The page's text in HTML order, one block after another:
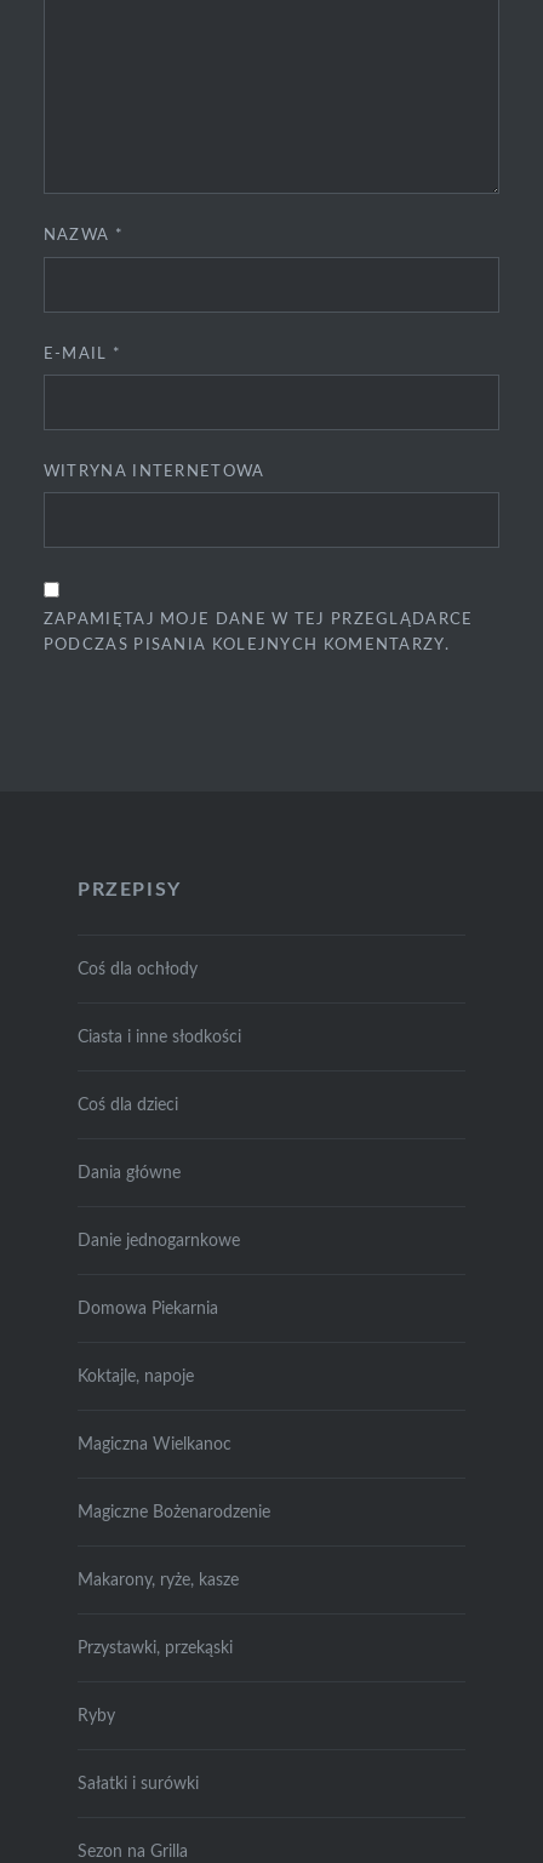
NAZWA *
E-MAIL *
WITRYNA INTERNETOWA
ZAPAMIĘTAJ MOJE DANE W TEJ PRZEGLĄDARCE
PODCZAS PISANIA KOLEJNYCH KOMENTARZY.
PRZEPISY
Coś dla ochłody
Ciasta i inne słodkości
Coś dla dzieci
Dania główne
Danie jednogarnkowe
Domowa Piekarnia
Koktajle, napoje
Magiczna Wielkanoc
Magiczne Bożenarodzenie
Makarony, ryże, kasze
Przystawki, przekąski
Ryby
Sałatki i surówki
Sezon na Grilla